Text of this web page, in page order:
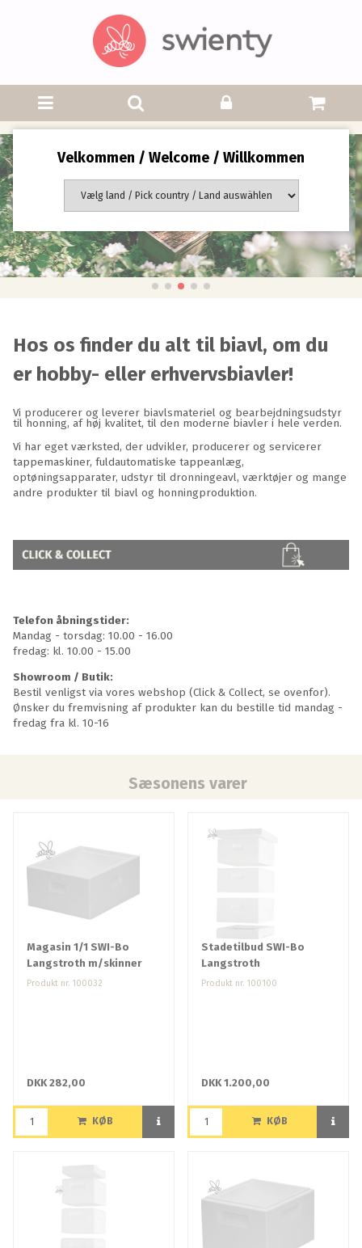
Velkommen / Welcome / Willkommen
Hos os finder du alt til biavl, om du
er hobby- eller erhvervsbiavler!
Vi producerer og leverer biavlsmateriel og bearbejdningsudstyr
til honning, af høj kvalitet, til den moderne biavler i hele verden.
Vi har eget værksted, der udvikler, producerer og servicerer
tappemaskiner, fuldautomatiske tappeanlæg,
optøningsapparater, udstyr til dronningeavl, værktøjer og mange
andre produkter til biavl og honningproduktion.
Telefon åbningstider:
Mandag - torsdag: 10.00 - 16.00
fredag: kl. 10.00 - 15.00
Showroom / Butik:
Bestil venligst via vores webshop (Click & Collect, se ovenfor).
Ønsker du fremvisning af produkter kan du bestille tid mandag -
fredag fra kl. 10-16
Sæsonens varer
Magasin 1/1 SWI-Bo
Langstroth m/skinner
Produkt nr. 100032
DKK 282,00
KØB
Stadetilbud SWI-Bo
Langstroth
Produkt nr. 100100
DKK 1.200,00
KØB